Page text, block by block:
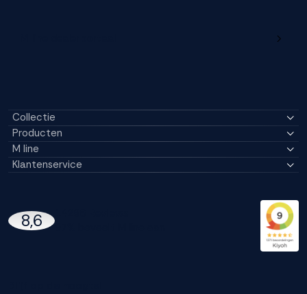
Collectie
Producten
M line
Klantenservice
8,6